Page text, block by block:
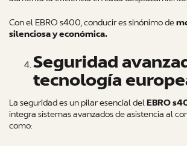
Con el EBRO s400, conducir es sinónimo de
silenciosa y económica.
Seguridad
tecnología
La seguridad es un pilar esencial delEBRO
integra sistemas avanzados de asistencia al
como: